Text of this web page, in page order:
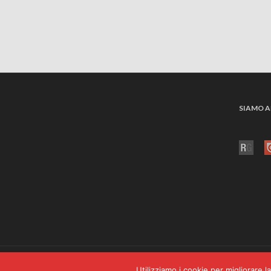
SIAMO